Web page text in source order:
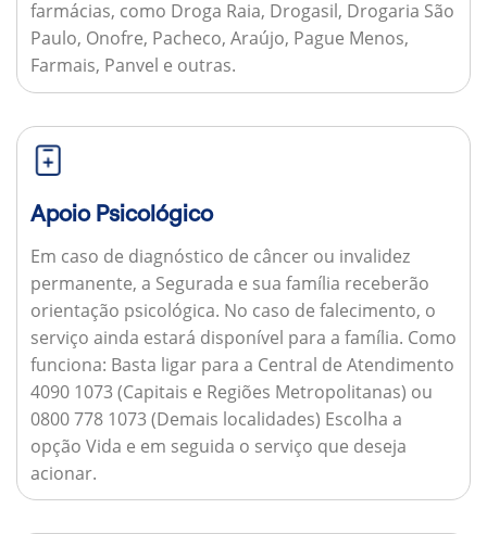
farmácias, como Droga Raia, Drogasil, Drogaria São
Paulo, Onofre, Pacheco, Araújo, Pague Menos,
Farmais, Panvel e outras.
Apoio Psicológico
Em caso de diagnóstico de câncer ou invalidez
permanente, a Segurada e sua família receberão
orientação psicológica. No caso de falecimento, o
serviço ainda estará disponível para a família. Como
funciona: Basta ligar para a Central de Atendimento
4090 1073 (Capitais e Regiões Metropolitanas) ou
0800 778 1073 (Demais localidades) Escolha a
opção Vida e em seguida o serviço que deseja
acionar.